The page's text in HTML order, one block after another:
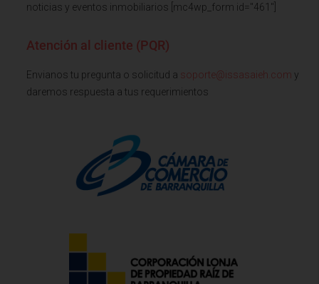
noticias y eventos inmobiliarios [mc4wp_form id="461"]
Atención al cliente (PQR)
Envianos tu pregunta o solicitud a soporte@issasaieh.com y
daremos respuesta a tus requerimientos